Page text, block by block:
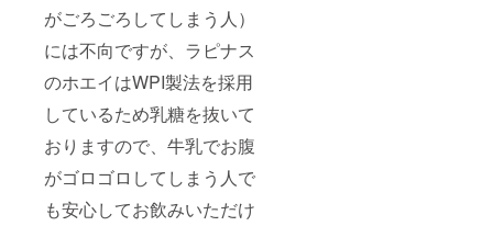
がごろごろしてしまう人）
には不向ですが、ラピナス
のホエイはWPI製法を採用
しているため乳糖を抜いて
おりますので、牛乳でお腹
がゴロゴロしてしまう人で
も安心してお飲みいただけ